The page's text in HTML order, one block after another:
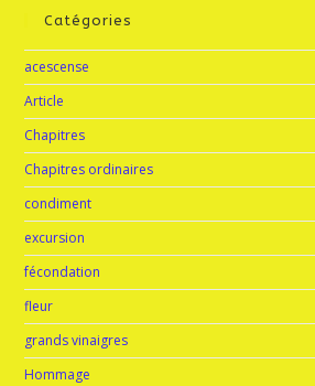
Catégories
acescense
Article
Chapitres
Chapitres ordinaires
condiment
excursion
fécondation
fleur
grands vinaigres
Hommage